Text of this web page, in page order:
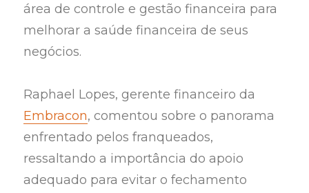
área de controle e gestão financeira para
melhorar a saúde financeira de seus
negócios.
Raphael Lopes, gerente financeiro da
Embracon, comentou sobre o panorama
enfrentado pelos franqueados,
ressaltando a importância do apoio
adequado para evitar o fechamento